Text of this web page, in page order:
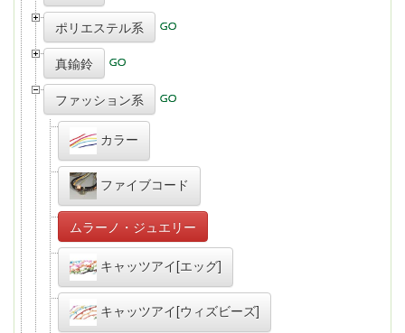
ポリエステル系
真鍮鈴
ファッション系
カラー
ファイブコード
ムラーノ・ジュエリー
キャッツアイ[エッグ]
キャッツアイ[ウィズビーズ]